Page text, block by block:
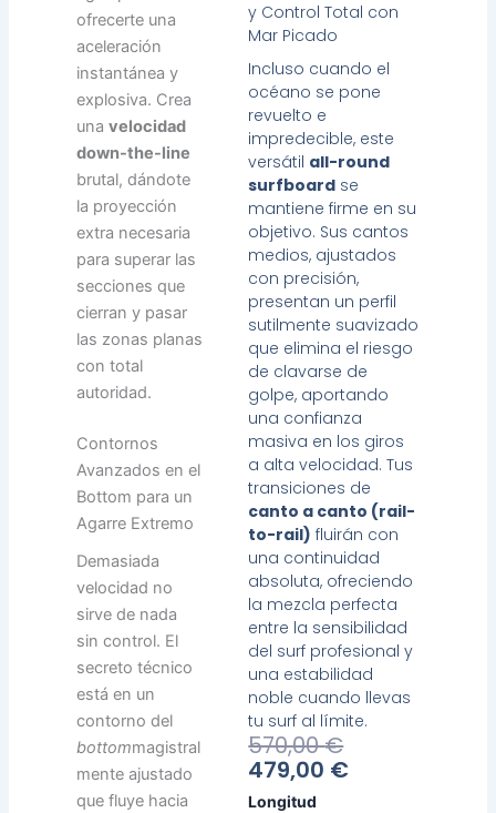
y Control Total con
Mar Picado
Incluso cuando el
océano se pone
revuelto e
impredecible, este
versátil all-round
surfboard se
mantiene firme en su
objetivo. Sus cantos
medios, ajustados
con precisión,
presentan un perfil
sutilmente suavizado
que elimina el riesgo
de clavarse de
golpe, aportando
una confianza
masiva en los giros
a alta velocidad. Tus
transiciones de
canto a canto (rail-
to-rail) fluirán con
una continuidad
absoluta, ofreciendo
la mezcla perfecta
entre la sensibilidad
del surf profesional y
una estabilidad
noble cuando llevas
tu surf al límite.
570,00€
479,00 €Precio
Longitud
Heavy
ofrecerte una
aceleración
instantánea y
explosiva. Crea
unavelocidad
down-the-line
brutal, dándote
la proyección
extra necesaria
para superar las
secciones que
cierran y pasar
las zonas planas
con total
autoridad.
Contornos
Avanzados en el
Bottom para un
Agarre Extremo
Demasiada
velocidad no
sirve de nada
sin control. El
secreto técnico
está en un
contorno del
bottommagistral
mente ajustado
que fluye hacia